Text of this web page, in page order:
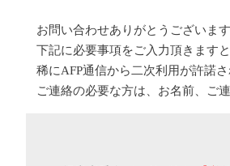
お問い合わせありがとうございます
下記に必要事項をご入力頂きます
稀にAFP通信から二次利用が許諾
ご連絡の必要な方は、お名前、ご